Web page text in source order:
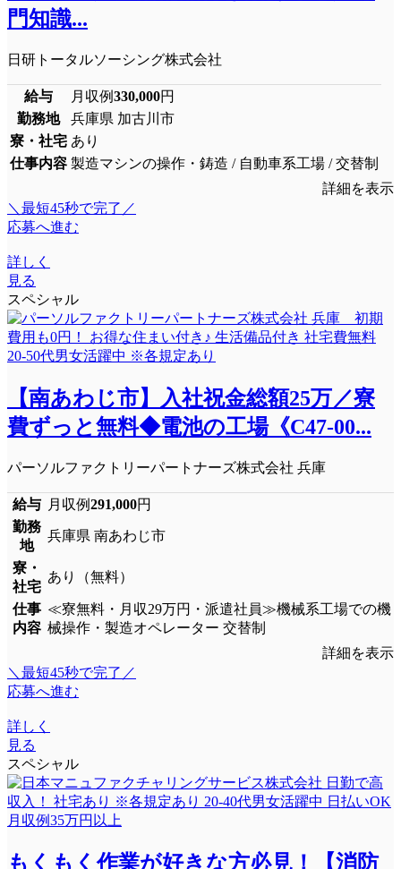
門知識...
日研トータルソーシング株式会社
給与 月収例330,000円
勤務地
兵庫県 加古川市
寮・社宅 あり
仕事内容 製造マシンの操作・鋳造 / 自動車系工場 / 交替制
詳細を表示
＼最短45秒で完了／
応募へ進む
詳しく
見る
スペシャル
【南あわじ市】入社祝金総額25万／寮
費ずっと無料◆電池の工場《C47-00...
パーソルファクトリーパートナーズ株式会社 兵庫
給与 月収例291,000円
勤務
地
兵庫県 南あわじ市
寮・
社宅
あり（無料）
仕事
内容
≪寮無料・月収29万円・派遣社員≫機械系工場での機
械操作・製造オペレーター 交替制
詳細を表示
＼最短45秒で完了／
応募へ進む
詳しく
見る
スペシャル
もくもく作業が好きな方必見！【消防